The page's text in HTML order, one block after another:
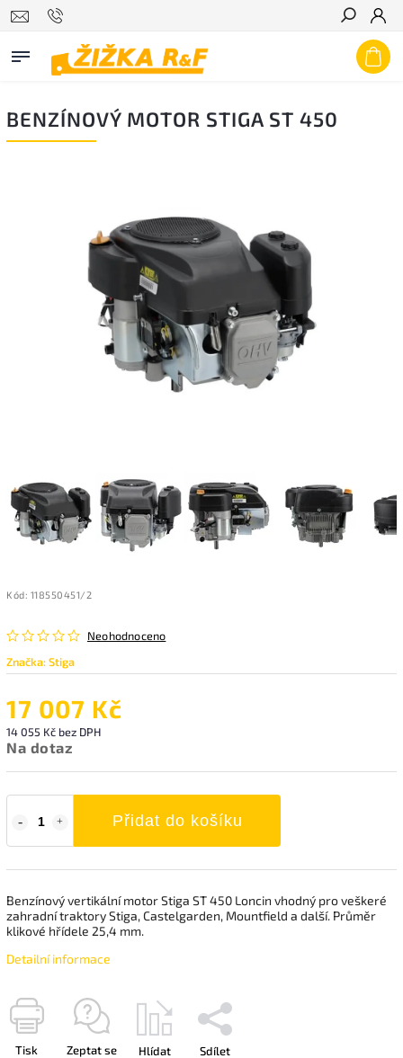
Hledat
BENZÍNOVÝ MOTOR STIGA ST 450
Kód: 118550451/2
Neohodnoceno
Značka:Stiga
17 007 Kč
14 055 Kč bez DPH
Na dotaz
Přidat do košíku
Benzínový vertikální motor Stiga ST 450 Loncin vhodný pro veškeré
zahradní traktory Stiga, Castelgarden, Mountfield a další. Průměr
klikové hřídele 25,4 mm.
Detailní informace
Tisk Zeptat se Hlídat Sdílet